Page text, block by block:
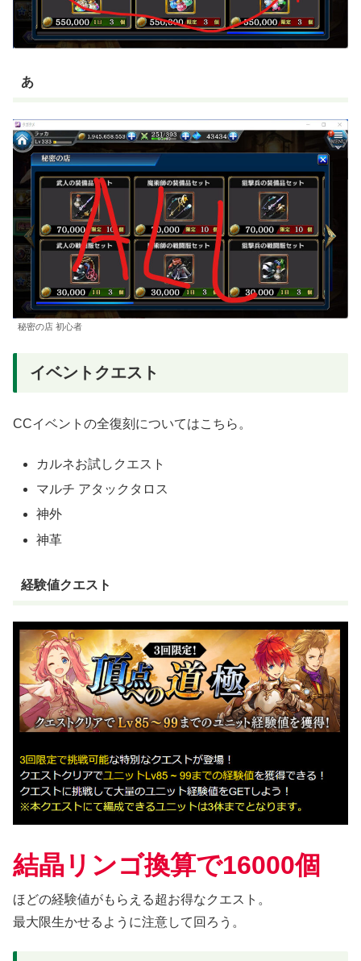
あ
秘密の店 初心者
イベントクエスト
CCイベントの全復刻についてはこちら。
カルネお試しクエスト
マルチ アタックタロス
神外
神革
経験値クエスト
結晶リンゴ換算で16000個
ほどの経験値がもらえる超お得なクエスト。
最大限生かせるように注意して回ろう。